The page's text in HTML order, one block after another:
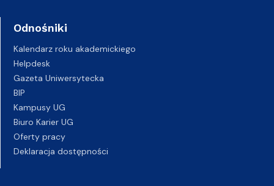
Odnośniki
Kalendarz roku akademickiego
Helpdesk
Gazeta Uniwersytecka
BIP
Kampusy UG
Biuro Karier UG
Oferty pracy
Deklaracja dostępności